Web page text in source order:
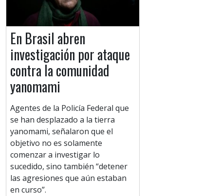
En Brasil abren
investigación por ataque
contra la comunidad
yanomami
Agentes de la Policía Federal que
se han desplazado a la tierra
yanomami, señalaron que el
objetivo no es solamente
comenzar a investigar lo
sucedido, sino también “detener
las agresiones que aún estaban
en curso”.